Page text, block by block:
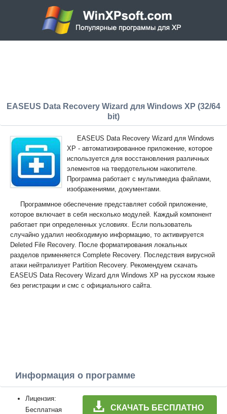
EASEUS Data Recovery Wizard для Windows XP (32/64
bit)
EASEUS Data Recovery Wizard для Windows
XP - автоматизированное приложение, которое
используется для восстановления различных
элементов на твердотельном накопителе.
Программа работает с мультимедиа файлами,
изображениями, документами.
Программное обеспечение представляет собой приложение,
которое включает в себя несколько модулей. Каждый компонент
работает при определенных условиях. Если пользователь
случайно удалил необходимую информацию, то активируется
Deleted File Recovery. После форматирования локальных
разделов применяется Complete Recovery. Последствия вирусной
атаки нейтрализует Partition Recovery. Рекомендуем скачать
EASEUS Data Recovery Wizard для Windows XP на русском языке
без регистрации и смс с официального сайта.
Информация о программе
СКАЧАТЬ БЕСПЛАТНО
Лицензия:
Бесплатная